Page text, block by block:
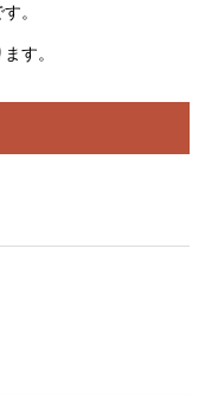
。
す。